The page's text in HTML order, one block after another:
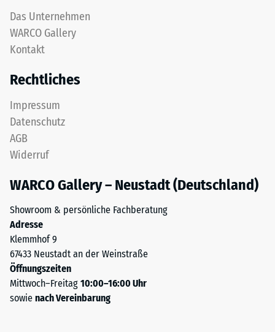
Das Unternehmen
WARCO Gallery
Kontakt
Rechtliches
Impressum
Datenschutz
AGB
Widerruf
WARCO Gallery – Neustadt (Deutschland)
Showroom & persönliche Fachberatung
Adresse
Klemmhof 9
67433 Neustadt an der Weinstraße
Öffnungszeiten
Mittwoch–Freitag 10:00–16:00 Uhr
sowie nach Vereinbarung